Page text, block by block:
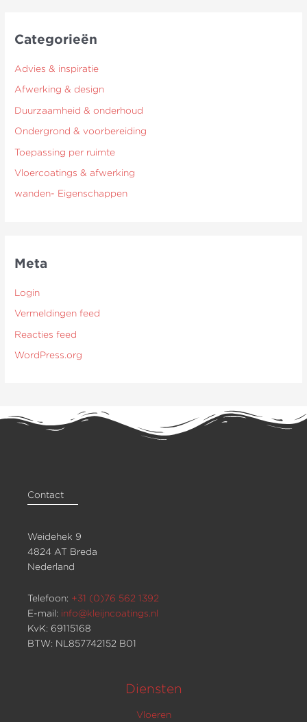
Categorieën
Advies & inspiratie
Afwerking & design
Duurzaamheid & onderhoud
Ondergrond & voorbereiding
Toepassing per ruimte
Vloercoatings & afwerking
wanden- Eigenschappen
Meta
Login
Vermeldingen feed
Reacties feed
WordPress.org
Contact
Weidehek 9
4824 AT Breda
Nederland
Telefoon: +31 (0)76 562 1392
E-mail: info@kleijncoatings.nl
KvK: 69115168
BTW: NL857742152 B01
Diensten
Vloeren